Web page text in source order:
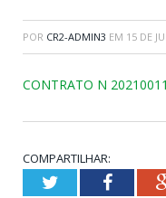
POR CR2-ADMIN3 EM 15 DE
CONTRATO N
COMPARTILHAR:
Twitter